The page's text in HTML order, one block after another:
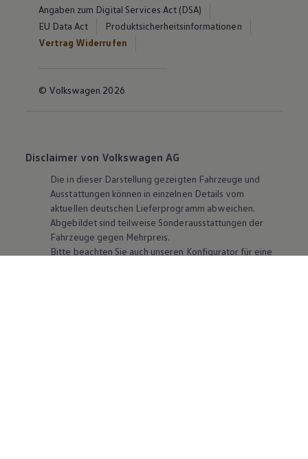
Angaben zum Digital Services Act (DSA)
EU Data Act
Produktsicherheitsinformationen
Vertrag Widerrufen
© Volkswagen 2026
Disclaimer von Volkswagen AG
Die in dieser Darstellung gezeigten Fahrzeuge und
Ausstattungen können in einzelnen Details vom
aktuellen deutschen Lieferprogramm abweichen.
Abgebildet sind teilweise Sonderausstattungen der
Fahrzeuge gegen Mehrpreis.
Bitte beachten Sie auch unseren Konfigurator für eine